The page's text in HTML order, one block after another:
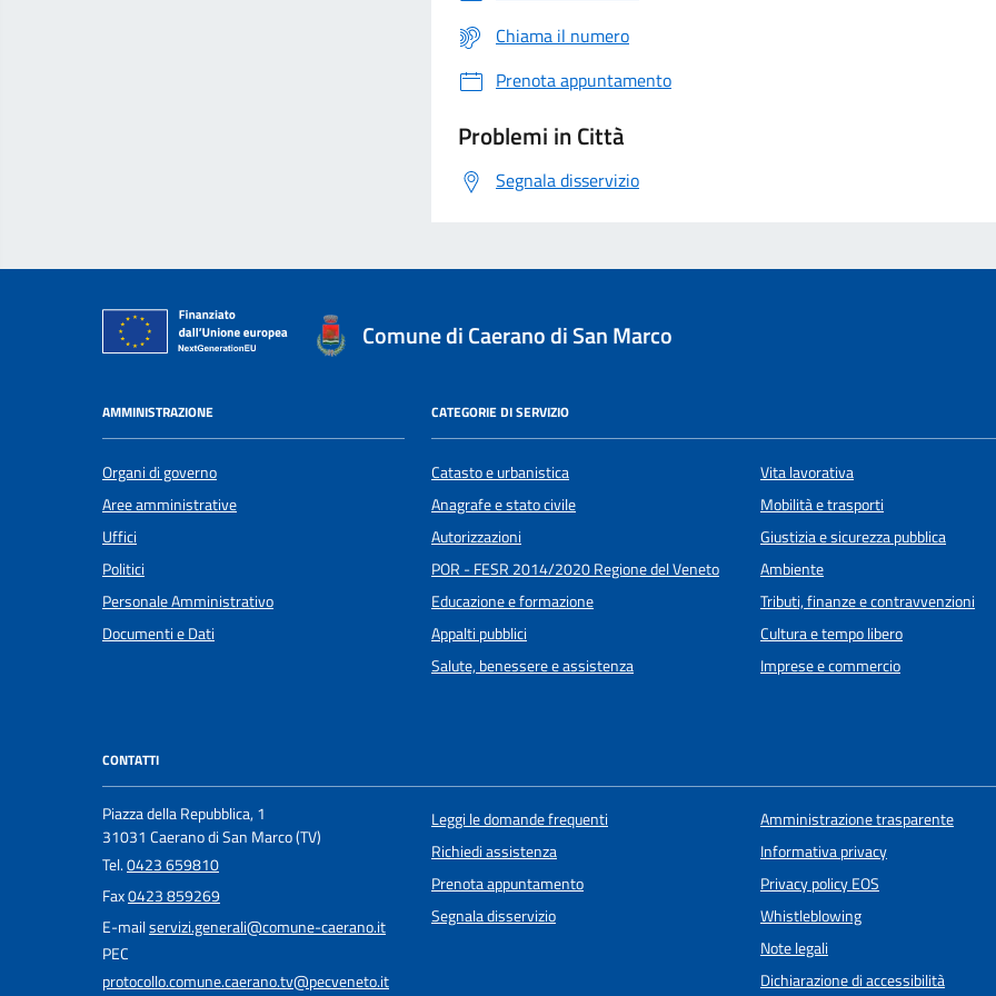
Chiama il numero
Prenota appuntamento
Problemi in Città
Segnala disservizio
Comune di Caerano di San Marco
AMMINISTRAZIONE
Organi di governo
Aree amministrative
Uffici
Politici
Personale Amministrativo
Documenti e Dati
CATEGORIE DI SERVIZIO
Catasto e urbanistica
Anagrafe e stato civile
Autorizzazioni
POR - FESR 2014/2020 Regione del Veneto
Educazione e formazione
Appalti pubblici
Salute, benessere e assistenza
Vita lavorativa
Mobilità e trasporti
Giustizia e sicurezza pubblica
Ambiente
Tributi, finanze e contravvenzioni
Cultura e tempo libero
Imprese e commercio
CONTATTI
Piazza della Repubblica, 1
31031 Caerano di San Marco (TV)
Tel.0423 659810
Fax0423 859269
E-mailservizi.generali@comune-caerano.it
PEC
protocollo.comune.caerano.tv@pecveneto.it
Leggi le domande frequenti
Richiedi assistenza
Prenota appuntamento
Segnala disservizio
Amministrazione trasparente
Informativa privacy
Privacy policy EOS
Whistleblowing
Note legali
Dichiarazione di accessibilità